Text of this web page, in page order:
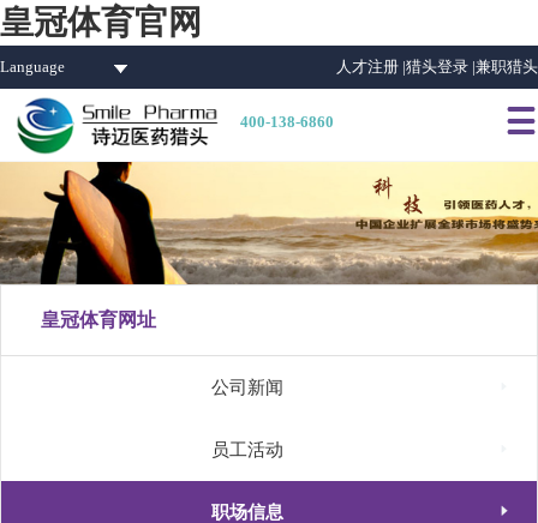
皇冠体育官网
Language 人才注册 |猎头登录 |兼职猎头
400-138-6860 
皇冠体育网址
公司新闻
员工活动
职场信息 